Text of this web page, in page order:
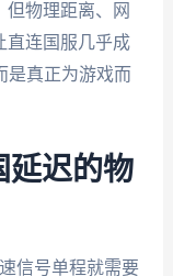
但物理距离、网
直连国服几乎成
是真正为游戏而
延迟的物
信号单程就需要